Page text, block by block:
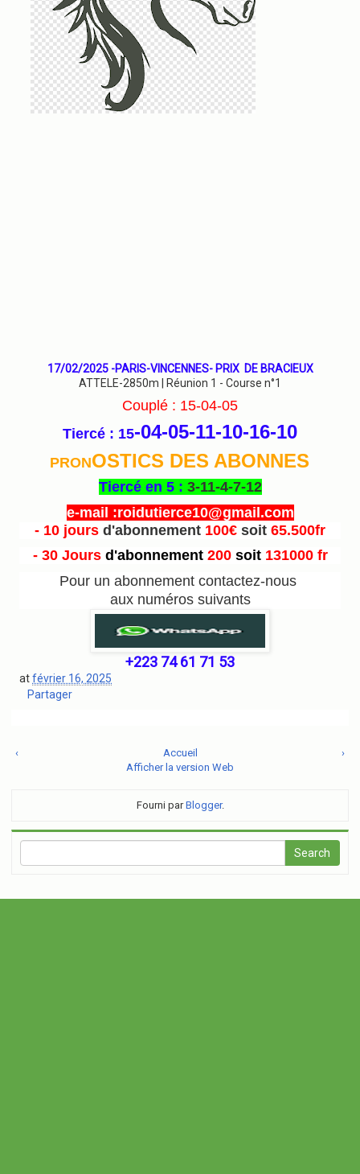
17/02/2025 -PARIS-VINCENNES- PRIX DE BRACIEUX
ATTELE-2850m | Réunion 1 - Course n°1
Couplé : 15-04-05
Tiercé : 15-04-05-11-10-16-10
PRONOSTICS DES ABONNES
Tiercé en 5 : 3-11-4-7-12
e-mail :roidutierce10@gmail.com
- 10 jours d'abonnement 100€ soit 65.500fr
- 30 Jours d'abonnement200 soit131000 fr
Pour un abonnement contactez-nous
aux numéros suivants
+223 74 61 71 53
atfévrier 16, 2025
Partager
‹ ›
Accueil
Afficher la version Web
Fourni parBlogger.